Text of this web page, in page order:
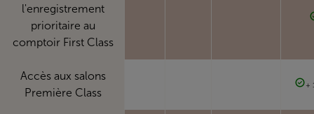
l'enregistrement
prioritaire au
comptoir First Class
Accès aux salons
Première Class
+